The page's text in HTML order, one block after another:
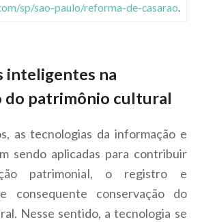
sp/sao-paulo/reforma-de-casarao.
inteligentes na
do patrimônio cultural
as tecnologias da informação e
sendo aplicadas para contribuir
patrimonial, o registro e
consequente conservação do
Nesse sentido, a tecnologia se